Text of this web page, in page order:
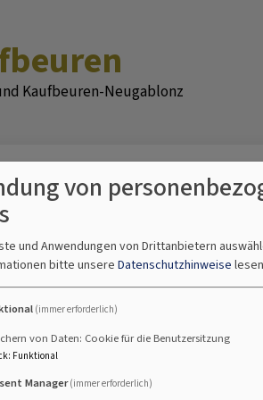
Kaufbeuren-Neugablonz
Ostallgäu e.G.
von
und Anwendungen von Drittanbietern
bitte unsere Datenschutzhinweise
(immer erforderlich)
von Daten: Cookie für die Benutzersitzung
: Funktional
Manager(immer erforderlich)